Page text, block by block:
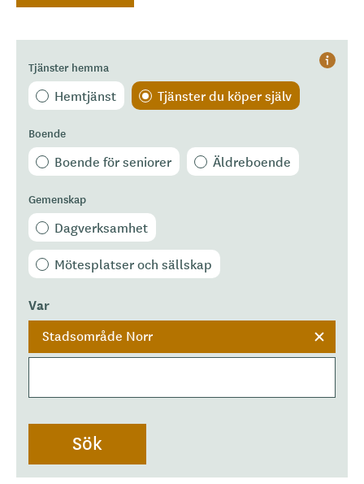
Hjälp
Tjänster hemma
Hemtjänst Tjänster du köper själv
Boende
Boende för seniorer Äldreboende
Gemenskap
Dagverksamhet
Mötesplatser och sällskap
Var
Stadsområde Norr